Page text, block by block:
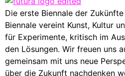
Die erste Biennale der
Biennale vereint Kunst, Kultur
für Experimente, kritisch im
den Lösungen. Wir freuen uns
gemeinsam mit uns neue
über die Zukunft nachdenken